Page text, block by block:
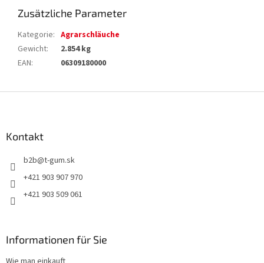
Zusätzliche Parameter
Kategorie: Agrarschläuche
Gewicht:
2.854 kg
EAN: 06309180000
Kontakt
b2b@t-gum.sk
+421 903 907 970
+421 903 509 061
Informationen für Sie